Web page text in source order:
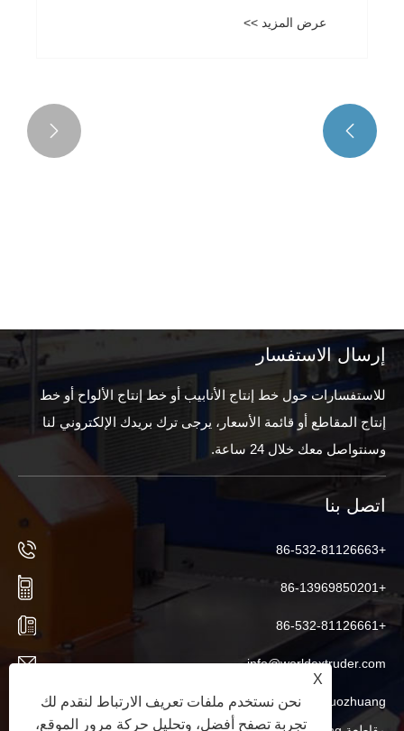
عرض المزيد >>


إرسال الاستفسار
للاستفسارات حول خط إنتاج الأنابيب أو خط إنتاج الألواح أو خط
إنتاج المقاطع أو قائمة الأسعار، يرجى ترك بريدك الإلكتروني لنا
وسنتواصل معك خلال 24 ساعة.
اتصل بنا
+86-532-81126663
+86-13969850201
+86-532-81126661
info@worldextruder.com
X
نحن نستخدم ملفات تعريف الارتباط لنقدم لك
تجربة تصفح أفضل، وتحليل حركة مرور الموقع،